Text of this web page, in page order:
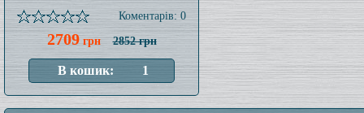
Коментарів: 0
2709грн 2852 грн